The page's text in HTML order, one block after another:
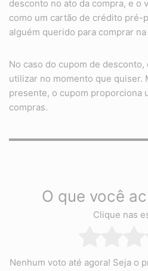
desconto no ato da compra, e o
como um cartão de crédito pré-
alguém querido para comprar
No caso do cupom de
utilizar no momento que quiser.
presente, o cupom proporciona
compras.
O que você
Clique nas
Nenhum voto até agora! Seja o